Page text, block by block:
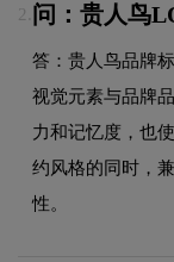
2. 问：贵人鸟
答：贵人鸟品牌
视觉元素与品牌
力和记忆度，也
约风格的同时，
性。